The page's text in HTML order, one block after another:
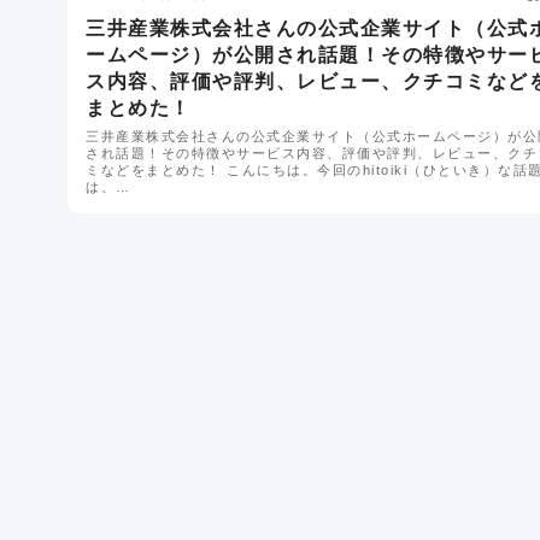
三井産業株式会社さんの公式企業サイト（公式
ームページ）が公開され話題！その特徴やサー
ス内容、評価や評判、レビュー、クチコミなど
まとめた！
三井産業株式会社さんの公式企業サイト（公式ホームページ）が公
され話題！その特徴やサービス内容、評価や評判、レビュー、クチ
ミなどをまとめた！ こんにちは。今回のhitoiki（ひといき）な話題
は、…